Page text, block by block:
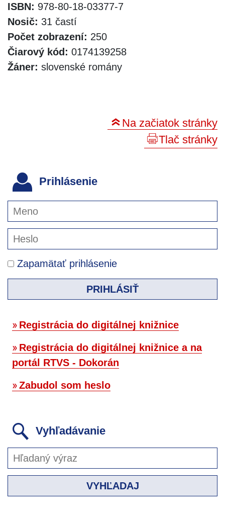
ISBN: 978-80-18-03377-7
Nosič: 31 častí
Počet zobrazení: 250
Čiarový kód: 0174139258
Žáner: slovenské romány
Na začiatok stránky
Tlač stránky
Prihlásenie
Zapamätať prihlásenie
PRIHLÁSIŤ
Registrácia do digitálnej knižnice
Registrácia do digitálnej knižnice a na
portál RTVS - Dokorán
Zabudol som heslo
Vyhľadávanie
VYHĽADAJ